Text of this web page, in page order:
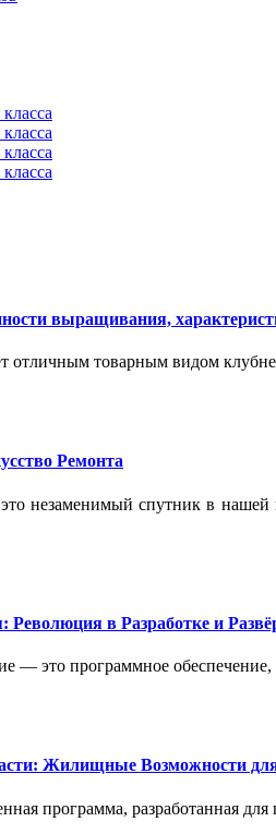
выращивания,
отличным товарным видом
Ремонта
незаменимый спутник в
Революция в Разработке и
— это программное
Жилищные Возможности
программа, разработанная